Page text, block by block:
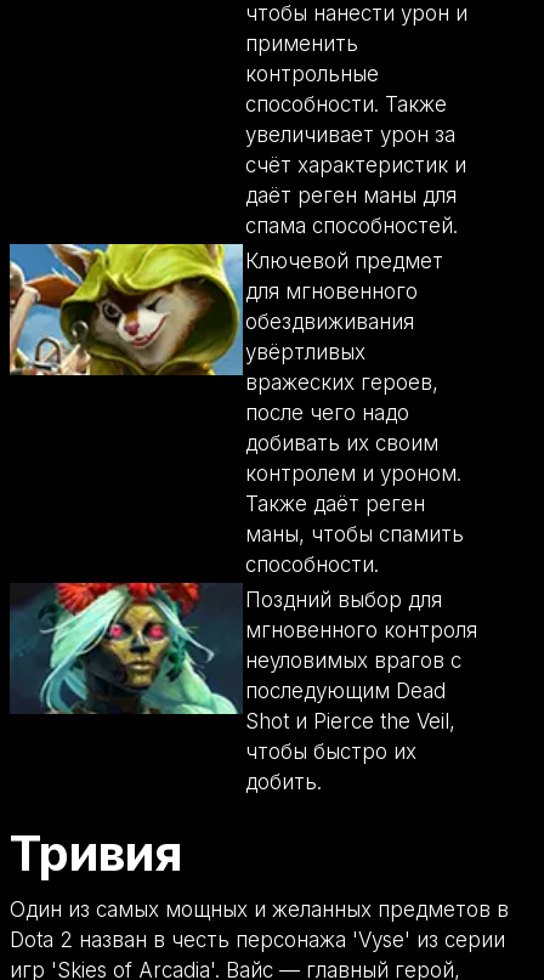
чтобы нанести урон и
применить
контрольные
способности. Также
увеличивает урон за
счёт характеристик и
даёт реген маны для
спама способностей.
Ключевой предмет
для мгновенного
обездвиживания
увёртливых
вражеских героев,
после чего надо
добивать их своим
контролем и уроном.
Также даёт реген
маны, чтобы спамить
способности.
Поздний выбор для
мгновенного контроля
неуловимых врагов с
последующим Dead
Shot и Pierce the Veil,
чтобы быстро их
добить.
Тривия
Один из самых мощных и желанных предметов в
Dota 2 назван в честь персонажа 'Vyse' из серии
игр 'Skies of Arcadia'. Вайс — главный герой,